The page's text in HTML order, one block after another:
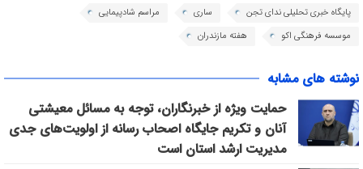
پایگاه خبری تحلیلی ندای تجن ساری
مراسم شادپیمایی
موسسه فرهنگی اکو
هفته مازندران
نوشته های مشابه
حمایت ویژه از خبرنگاران، توجه به مسائل معیشتی
آنان و تکریم جایگاه اصحاب رسانه از اولویت‌های جدی
مدیریت ارشد استان است